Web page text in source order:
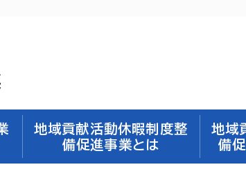
地域貢献活動休暇制度整
備促進事業とは
地域
備